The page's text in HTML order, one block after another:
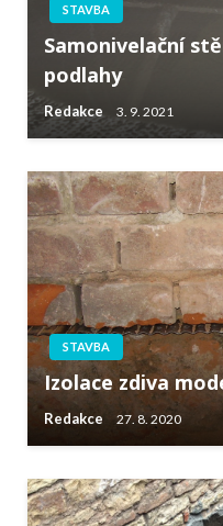
STAVBA
Samonivelační
podlahy
Redakce 3. 9. 2021
STAVBA
Izolace zdiva
Redakce 27. 8. 2020